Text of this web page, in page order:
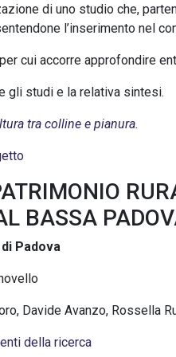
di uno studio che,
l’inserimento nel
cui accorre approfondire
gli studi e la relativa sintesi.
tra colline e pianura.
BASSA
Padova
Davide Avanzo, Rossella
della ricerca